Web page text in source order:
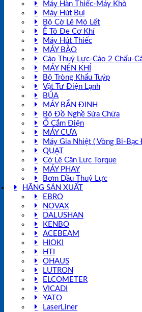
Máy Hàn Thiếc-Máy Khò
Máy Hút Bụi
Bộ Cờ Lê Mỏ Lết
Ê Tô Đe Cơ Khí
Máy Hút Thiếc
MÁY BÀO
Cảo Thuỷ Lực-Cảo 2 Chấu-
MÁY NÉN KHÍ
Bộ Tròng Khẩu Tuýp
Vật Tư Điện Lạnh
BÚA
MÁY BẮN ĐINH
Bộ Đồ Nghề Sửa Chữa
Ổ Cắm Điện
MÁY CƯA
Máy Gia Nhiệt ( Vòng Bi-Bạc
QUẠT
Cờ Lê Cân Lực Torque
MÁY PHAY
Bơm Dầu Thuỷ Lực
HÃNG SẢN XUẤT
EBRO
NOVAX
DALUSHAN
KENBO
ACEBEAM
HIOKI
HTI
OHAUS
LUTRON
ELCOMETER
VICADI
YATO
LaserLiner